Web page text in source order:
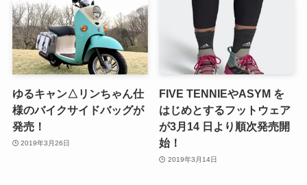
ゆるキャン△リンちゃん仕
様のバイクサイドバッグが
発売！
2019年3月26日
FIVE TENNIEやASYM を
はじめとするフットウェア
が3月14 日より順次発売開
始！
2019年3月14日